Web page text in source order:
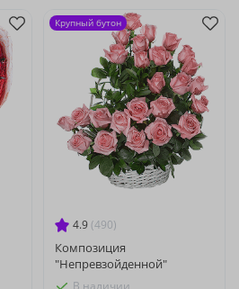
4.9 (490)
Композиция
"Непревзойденной"
В наличии
Крупный бутон